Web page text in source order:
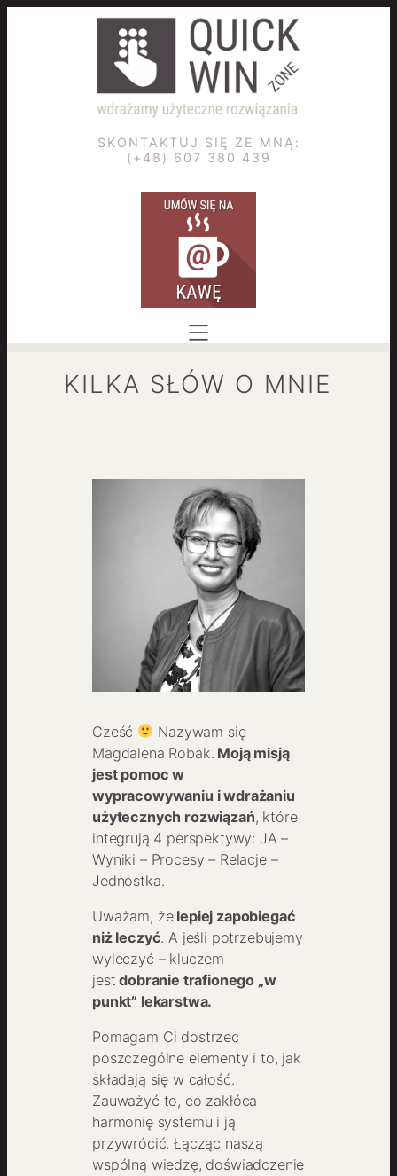
SKONTAKTUJ SIĘ ZE MNĄ:
(+48) 607 380 439
KILKA SŁÓW O MNIE
Cześć
Nazywam się
Magdalena Robak. Moją misją
jest pomoc w
wypracowywaniu i wdrażaniu
użytecznych rozwiązań, które
integrują 4 perspektywy: JA –
Wyniki – Procesy – Relacje –
Jednostka.
Uważam, żelepiej zapobiegać
niż leczyć. A jeśli potrzebujemy
wyleczyć – kluczem
jest dobranie trafionego „w
punkt” lekarstwa.
Pomagam Ci dostrzec
poszczególne elementy i to, jak
składają się w całość.
Zauważyć to, co zakłóca
harmonię systemu i ją
przywrócić. Łącząc naszą
wspólną wiedzę, doświadczenie